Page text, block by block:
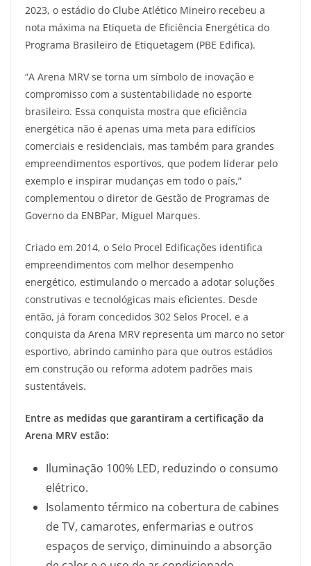
2023, o estádio do Clube Atlético Mineiro recebeu a
nota máxima na Etiqueta de Eficiência Energética do
Programa Brasileiro de Etiquetagem (PBE Edifica).
“A Arena MRV se torna um símbolo de inovação e
compromisso com a sustentabilidade no esporte
brasileiro. Essa conquista mostra que eficiência
energética não é apenas uma meta para edifícios
comerciais e residenciais, mas também para grandes
empreendimentos esportivos, que podem liderar pelo
exemplo e inspirar mudanças em todo o país,”
complementou o diretor de Gestão de Programas de
Governo da ENBPar, Miguel Marques.
Criado em 2014, o Selo Procel Edificações identifica
empreendimentos com melhor desempenho
energético, estimulando o mercado a adotar soluções
construtivas e tecnológicas mais eficientes. Desde
então, já foram concedidos 302 Selos Procel, e a
conquista da Arena MRV representa um marco no setor
esportivo, abrindo caminho para que outros estádios
em construção ou reforma adotem padrões mais
sustentáveis.
Entre as medidas que garantiram a certificação da
Arena MRV estão:
Iluminação 100% LED, reduzindo o consumo
elétrico.
Isolamento térmico na cobertura de cabines
de TV, camarotes, enfermarias e outros
espaços de serviço, diminuindo a absorção